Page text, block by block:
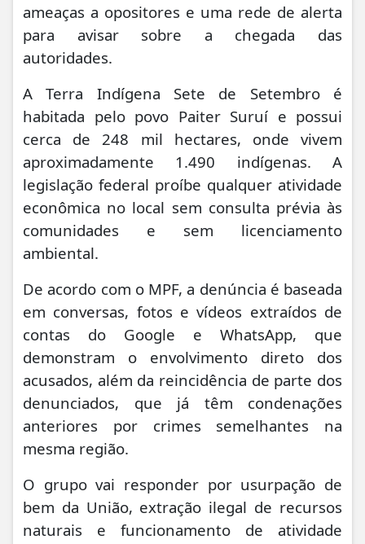
ameaças a opositores e uma rede de alerta
para avisar sobre a chegada das
autoridades.
A Terra Indígena Sete de Setembro é
habitada pelo povo Paiter Suruí e possui
cerca de 248 mil hectares, onde vivem
aproximadamente 1.490 indígenas. A
legislação federal proíbe qualquer atividade
econômica no local sem consulta prévia às
comunidades e sem licenciamento
ambiental.
De acordo com o MPF, a denúncia é baseada
em conversas, fotos e vídeos extraídos de
contas do Google e WhatsApp, que
demonstram o envolvimento direto dos
acusados, além da reincidência de parte dos
denunciados, que já têm condenações
anteriores por crimes semelhantes na
mesma região.
O grupo vai responder por usurpação de
bem da União, extração ilegal de recursos
naturais e funcionamento de atividade